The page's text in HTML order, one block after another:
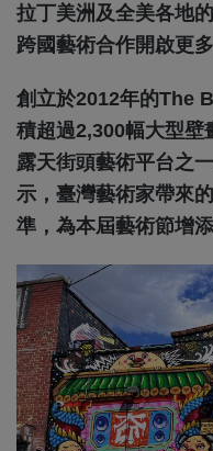
拉丁美洲及全美各地
跨國藝術合作開啟更多
創立於2012年的The
積超過2,300幅大型壁
露天街頭藝術平台之
示，臺灣藝術家帶來
準，為本屆藝術節增